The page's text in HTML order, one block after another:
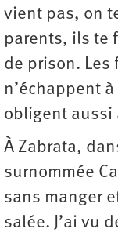
vient pas, on
parents, ils te
de prison. Les
n’échappent
obligent aussi
À Zabrata,
surnommée
sans manger
salée. J’ai vu